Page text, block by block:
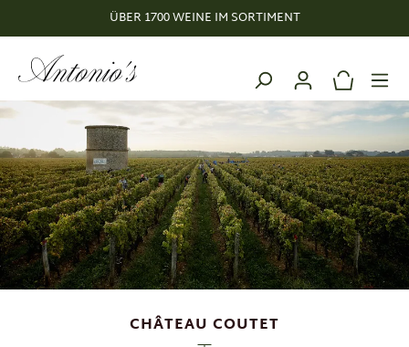
ÜBER 1700 WEINE IM SORTIMENT
CHÂTEAU COUTET